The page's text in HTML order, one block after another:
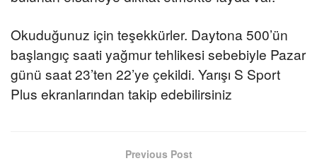
Okuduğunuz için teşekkürler. Daytona 500’ün
başlangıç saati yağmur tehlikesi sebebiyle Pazar
günü saat 23’ten 22’ye çekildi. Yarışı S Sport
Plus ekranlarından takip edebilirsiniz
Previous Post